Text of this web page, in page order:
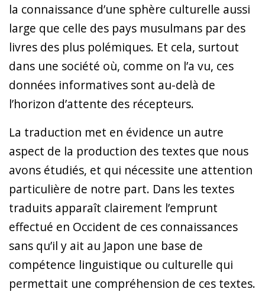
la connaissance d’une sphère culturelle aussi
large que celle des pays musulmans par des
livres des plus polémiques. Et cela, surtout
dans une société où, comme on l’a vu, ces
données informatives sont au-delà de
l’horizon d’attente des récepteurs.
La traduction met en évidence un autre
aspect de la production des textes que nous
avons étudiés, et qui nécessite une attention
particulière de notre part. Dans les textes
traduits apparaît clairement l’emprunt
effectué en Occident de ces connaissances
sans qu’il y ait au Japon une base de
compétence linguistique ou culturelle qui
permettait une compréhension de ces textes.